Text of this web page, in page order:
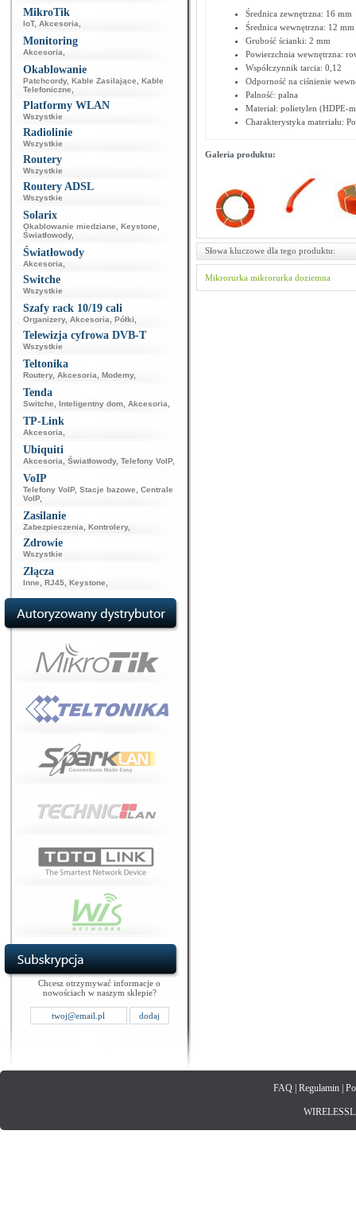
MikroTik
IoT, Akcesoria
Monitoring
Akcesoria
Okablowanie
Patchcordy, Kable Zasilające
Kable
Telefoniczne
Platformy WLAN
Wszystkie
Radiolinie
Wszystkie
Routery
Wszystkie
Routery ADSL
Wszystkie
Solarix
Okablowanie miedziane Keystone
Światłowody,
Światłowody
Akcesoria
Switche
Wszystkie
Szafy rack 10/19 cali
Organizery, Akcesoria Półki
Telewizja cyfrowa DVB-T
Wszystkie
Teltonika
Routery, Akcesoria Modemy,
Tenda
Switche Inteligentny dom Akcesoria
TP-Link
Akcesoria
Ubiquiti
Akcesoria Światłowody, Telefony VoIP,
VoIP
Telefony VoIP, Stacje bazowe
Centrale
VoIP,
Zasilanie
Zabezpieczenia Kontrolery,
Zdrowie
Wszystkie
Złącza
Inne RJ45 Keystone
Chcesz otrzymywać informacje o
nowościach w naszym sklepie?
Średnica zewnętrzna: 16 mm
Średnica wewnętrzna: 12 mm
Grubość ścianki: 2 mm
Powierzchnia wewnętrzna:
Współczynnik tarcia: 0,12
Odporność na ciśnienie
Palność: palna
Materiał: polietylen (HDPE-
Charakterystyka materiału:
Galeria produktu:
Słowa kluczowe dla tego produktu:
Mikrorurka mikrorurka doziemna
FAQ| Regulamin|